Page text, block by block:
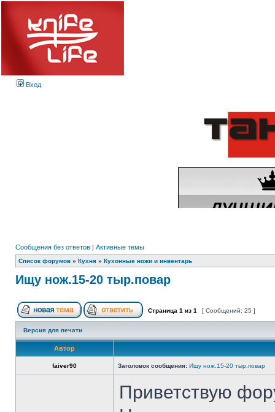
Вход
Сообщения без ответов | Активные темы
Список форумов » Кухня » Кухонные ножи и инвентарь
Ищу нож.15-20 тыр.повар
Страница 1 из 1 [ Сообщений: 25 ]
Версия для печати
Автор
faiver90 Заголовок сообщения: Ищу нож.15-20 тыр.повар
Приветствую